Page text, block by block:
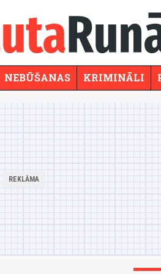
NEBŪŠANAS KRIMINĀLI